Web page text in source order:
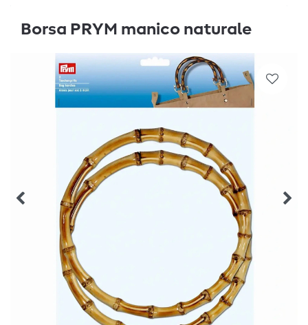
Borsa PRYM manico naturale